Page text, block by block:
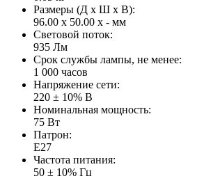
Размеры (Д x Ш x В):
96.00 x 50.00 x - мм
Световой поток:
935 Лм
Срок службы лампы, не менее:
1 000 часов
Напряжение сети:
220 ± 10% В
Номинальная мощность:
75 Вт
Патрон:
Е27
Частота питания:
50 ± 10% Гц